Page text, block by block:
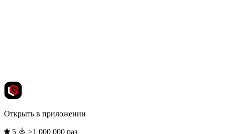
Открыть в приложении
5
>1 000 000 раз